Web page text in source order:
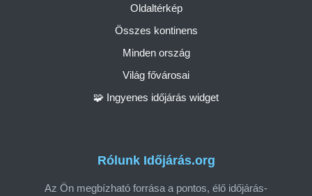
Rólunk Időjárás.org
Az Ön megbízható forrása a pontos, élő időjárás-
Oldaltérkép
Összes kontinens
Minden ország
Világ fővárosai
🧩 Ingyenes időjárás widget